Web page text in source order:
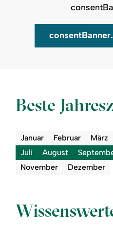
Beste
Januar Februar März
Juli
August
November
Dezember